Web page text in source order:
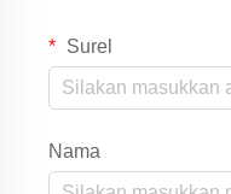
Surel
Nama